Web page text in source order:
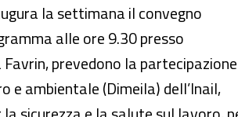
la settimana il convegno
alle ore 9.30 presso
prevedono la partecipazione
e ambientale (Dimeila) dell’Inail,